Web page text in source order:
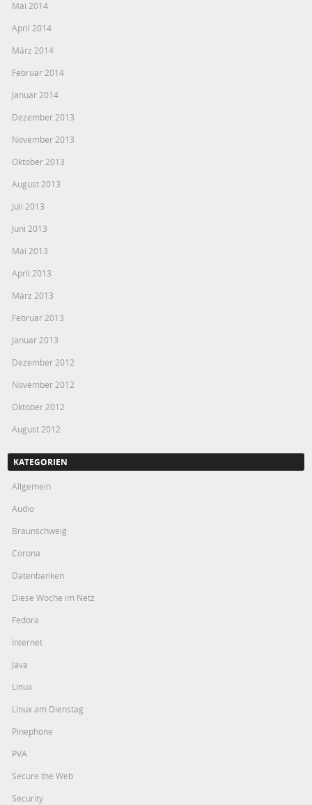
Mai 2014
April 2014
März 2014
Februar 2014
Januar 2014
Dezember 2013
November 2013
Oktober 2013
August 2013
Juli 2013
Juni 2013
Mai 2013
April 2013
März 2013
Februar 2013
Januar 2013
Dezember 2012
November 2012
Oktober 2012
August 2012
KATEGORIEN
Allgemein
Audio
Braunschweig
Corona
Datenbanken
Diese Woche im Netz
Fedora
Internet
Java
Linux
Linux am Dienstag
Pinephone
PVA
Secure the Web
Security